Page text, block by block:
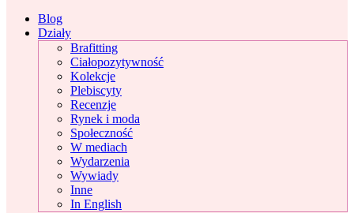
Blog
Działy
Brafitting
Ciałopozytywność
Kolekcje
Plebiscyty
Recenzje
Rynek i moda
Społeczność
W mediach
Wydarzenia
Wywiady
Inne
In English